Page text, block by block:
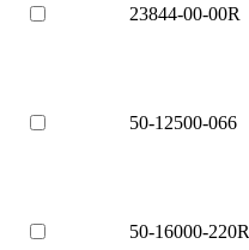
23844-00-00R
50-12500-066
50-16000-220R